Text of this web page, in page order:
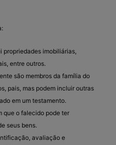
propriedades imobiliárias,
entre outros.
são membros da família do
pais, mas podem incluir outras
em um testamento.
que o falecido pode ter
seus bens.
avaliação e